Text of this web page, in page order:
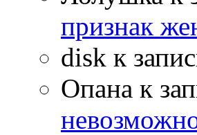
признак
disk к
Опана к